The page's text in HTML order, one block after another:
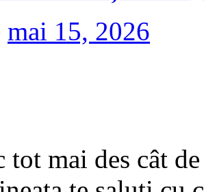
mai 15, 2026
tot mai des cât